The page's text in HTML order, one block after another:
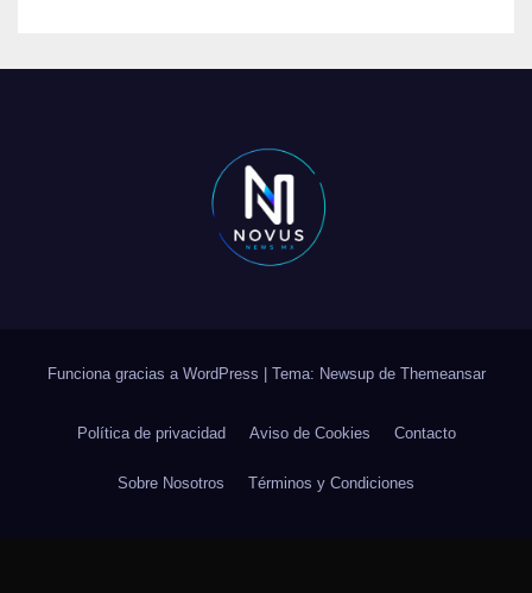
Funciona gracias a WordPress Tema: Newsup de Themeansar
Política de privacidad Aviso de Cookies Contacto
Sobre Nosotros Términos y Condiciones